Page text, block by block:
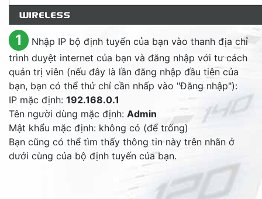
1
Nhập IP bộ định tuyến của bạn vào thanh địa chỉ
trình duyệt internet của bạn và đăng nhập với tư cách
quản trị viên (nếu đây là lần đăng nhập đầu tiên của
bạn, bạn có thể thử chỉ cần nhấp vào "Đăng nhập"):
IP mặc định: 192.168.0.1
Tên người dùng mặc định: Admin
Mật khẩu mặc định: không có (để trống)
Bạn cũng có thể tìm thấy thông tin này trên nhãn ở
dưới cùng của bộ định tuyến của bạn.